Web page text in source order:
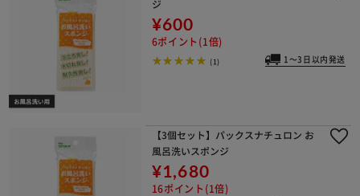
ジ
¥600
6ポイント(1倍)
(1) 1～3日以内発送
【3個セット】パックスナチュロン お
風呂洗いスポンジ
¥1,680
16ポイント(1倍)